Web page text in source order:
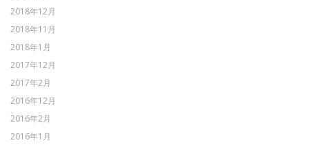
2018年12月
2018年11月
2018年1月
2017年12月
2017年2月
2016年12月
2016年2月
2016年1月